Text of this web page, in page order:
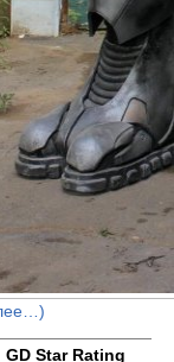
GD Star Rating